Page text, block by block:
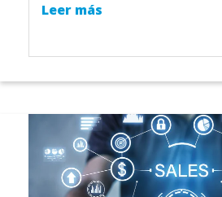
Leer más